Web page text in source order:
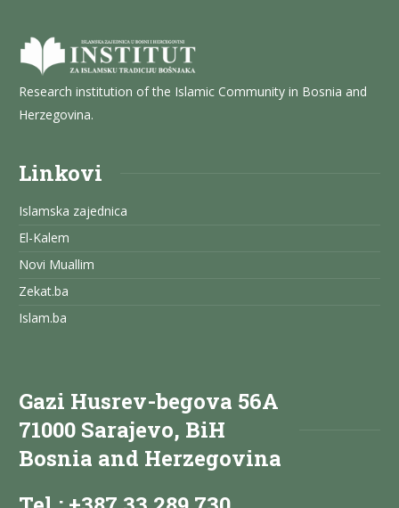
Research institution of the Islamic Community in Bosnia and
Herzegovina.
Linkovi
Islamska zajednica
El-Kalem
Novi Muallim
Zekat.ba
Islam.ba
Gazi Husrev-begova 56A
71000 Sarajevo, BiH
Bosnia and Herzegovina